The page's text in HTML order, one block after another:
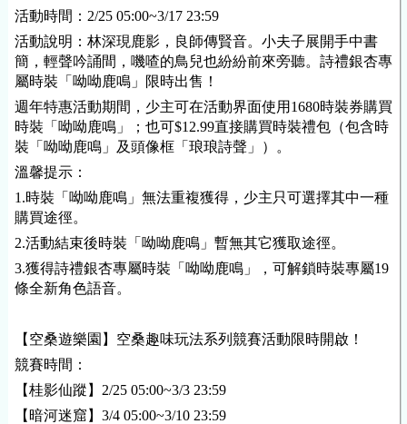
活動時間：2/25 05:00~3/17 23:59
活動說明：林深現鹿影，良師傳賢音。小夫子展開手中書
簡，輕聲吟誦間，嘰喳的鳥兒也紛紛前來旁聽。詩禮銀杏專
屬時裝「呦呦鹿鳴」限時出售！
週年特惠活動期間，少主可在活動界面使用1680時裝券購買
時裝「呦呦鹿鳴」；也可$12.99直接購買時裝禮包（包含時
裝「呦呦鹿鳴」及頭像框「琅琅詩聲」）。
溫馨提示：
1.時裝「呦呦鹿鳴」無法重複獲得，少主只可選擇其中一種
購買途徑。
2.活動結束後時裝「呦呦鹿鳴」暫無其它獲取途徑。
3.獲得詩禮銀杏專屬時裝「呦呦鹿鳴」，可解鎖時裝專屬19
條全新角色語音。
【空桑遊樂園】空桑趣味玩法系列競賽活動限時開啟！
競賽時間：
【桂影仙蹤】2/25 05:00~3/3 23:59
【暗河迷窟】3/4 05:00~3/10 23:59